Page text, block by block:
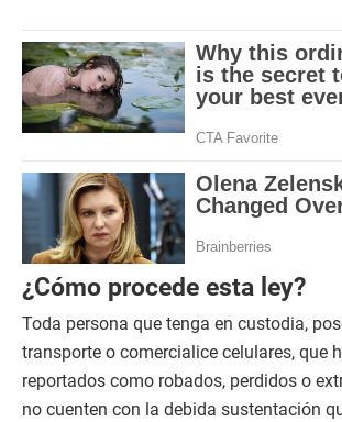
¿Cómo procede esta ley?
Toda persona que tenga en custodia,
transporte o comercialice celulares, que
reportados como robados, perdidos o
no cuenten con la debida sustentación